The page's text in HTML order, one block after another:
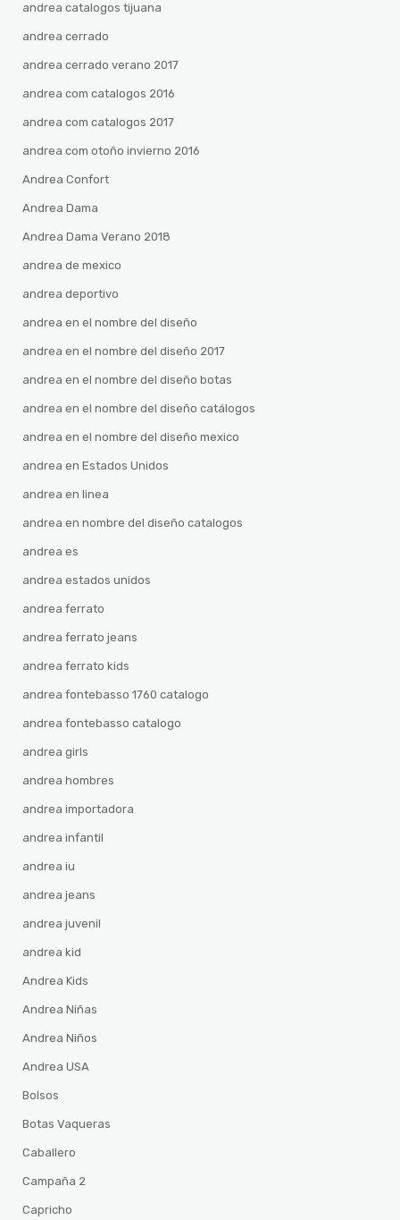
andrea catalogos tijuana
andrea cerrado
andrea cerrado verano 2017
andrea com catalogos 2016
andrea com catalogos 2017
andrea com otoño invierno 2016
Andrea Confort
Andrea Dama
Andrea Dama Verano 2018
andrea de mexico
andrea deportivo
andrea en el nombre del diseño
andrea en el nombre del diseño 2017
andrea en el nombre del diseño botas
andrea en el nombre del diseño catálogos
andrea en el nombre del diseño mexico
andrea en Estados Unidos
andrea en linea
andrea en nombre del diseño catalogos
andrea es
andrea estados unidos
andrea ferrato
andrea ferrato jeans
andrea ferrato kids
andrea fontebasso 1760 catalogo
andrea fontebasso catalogo
andrea girls
andrea hombres
andrea importadora
andrea infantil
andrea iu
andrea jeans
andrea juvenil
andrea kid
Andrea Kids
Andrea Niñas
Andrea Niños
Andrea USA
Bolsos
Botas Vaqueras
Caballero
Campaña 2
Capricho